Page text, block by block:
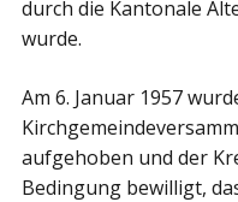
durch die Kantonale
wurde.
Am 6. Januar 1957
aufgehoben und der
Bedingung bewilligt,